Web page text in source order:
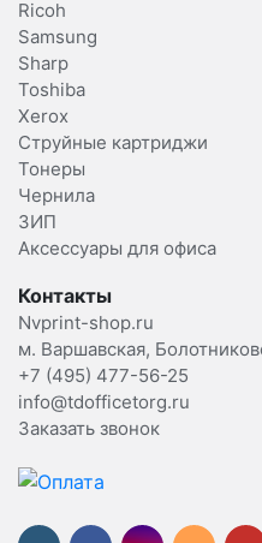
Ricoh
Samsung
Sharp
Toshiba
Xerox
Струйные картриджи
Тонеры
Чернила
ЗИП
Аксессуары для офиса
Контакты
Nvprint-shop.ru
м. Варшавская,
+7 (495) 477-56-25
info@tdofficetorg.ru
Заказать звонок